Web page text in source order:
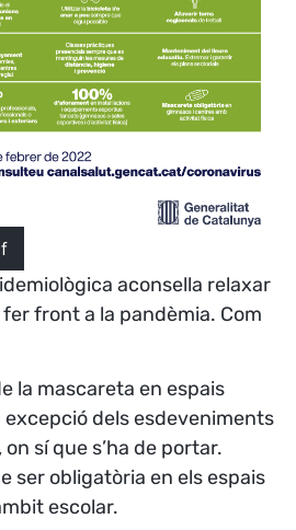
aconsella relaxar
front a la pandèmia. Com
la mascareta en espais
dels esdeveniments
sí que s’ha de portar.
ser obligatòria en els espais
escolar.